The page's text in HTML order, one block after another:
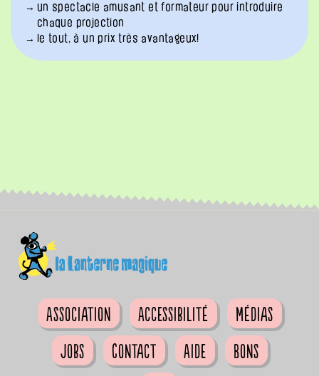
un spectacle amusant et formateur pour introduire
chaque projection
le tout, à un prix très avantageux!
Association Accessibilité
Médias
Jobs
Contact Aide
Bons